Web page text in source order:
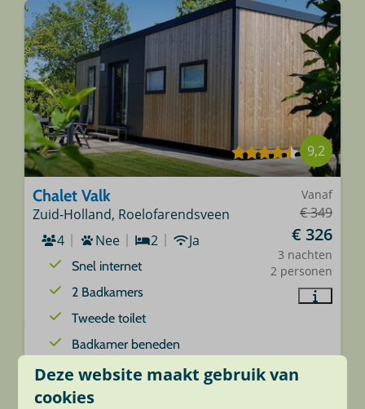
9,2
Vanaf
€ 349
€ 326
3 nachten
2 personen
Chalet Valk
Zuid-Holland, Roelofarendsveen
4
Nee 2 Ja
Snel internet
2 Badkamers
Tweede toilet
Badkamer beneden
2 slaapkamers
Deze website maakt gebruik van
cookies